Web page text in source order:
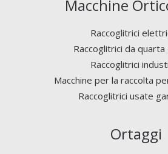
Macchine
Raccoglitrici
Raccoglitrici da quarta
Raccoglitrici
Macchine per la raccolta
Raccoglitrici usate
Ortaggi